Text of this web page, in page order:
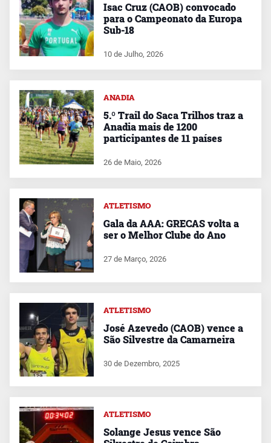
Isac Cruz (CAOB) convocado
para o Campeonato da Europa
Sub-18
10 de Julho, 2026
ANADIA
5.º Trail do Saca Trilhos traz a
Anadia mais de 1200
participantes de 11 países
26 de Maio, 2026
ATLETISMO
Gala da AAA: GRECAS volta a
ser o Melhor Clube do Ano
27 de Março, 2026
ATLETISMO
José Azevedo (CAOB) vence a
São Silvestre da Camarneira
30 de Dezembro, 2025
ATLETISMO
Solange Jesus vence São